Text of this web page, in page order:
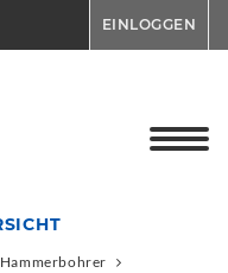
EINLOGGEN
Hammerbohrer